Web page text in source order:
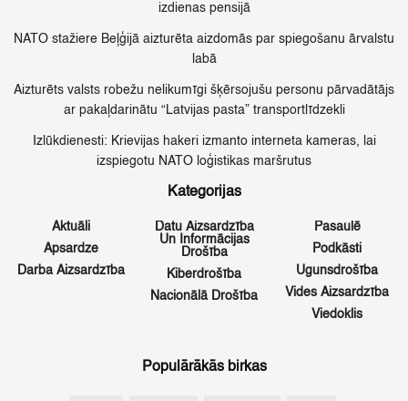
izdienas pensijā
NATO stažiere Beļģijā aizturēta aizdomās par spiegošanu ārvalstu
labā
Aizturēts valsts robežu nelikumīgi šķērsojušu personu pārvadātājs
ar pakaļdarinātu “Latvijas pasta” transportlīdzekli
Izlūkdienesti: Krievijas hakeri izmanto interneta kameras, lai
izspiegotu NATO loģistikas maršrutus
Kategorijas
Aktuāli
Apsardze
Darba Aizsardzība
Datu Aizsardzība
Un Informācijas
Drošība
Kiberdrošība
Nacionālā Drošība
Pasaulē
Podkāsti
Ugunsdrošība
Vides Aizsardzība
Viedoklis
Populārākās birkas